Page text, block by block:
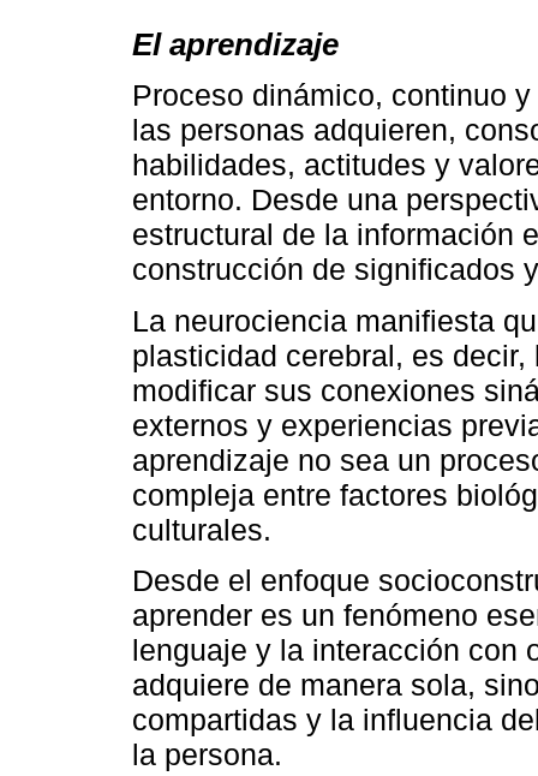
El aprendizaje
Proceso dinámico, continuo
las personas adquieren,
habilidades, actitudes y
entorno. Desde una
estructural de la información
construcción de significados
La neurociencia manifiesta
plasticidad cerebral, es
modificar sus conexiones
externos y experiencias
aprendizaje no sea un
compleja entre factores
culturales.
Desde el enfoque
aprender es un fenómeno
lenguaje y la interacción con
adquiere de manera sola,
compartidas y la influencia
la persona.